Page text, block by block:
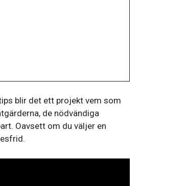
blir det ett projekt vem som
de nödvändiga
Oavsett om du väljer en